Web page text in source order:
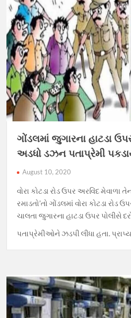
ગોંડલમાં જુગારના હાટડા ઉપર
અડધો ડઝન પતાપ્રેમી
August 10, 2020
વોરા કોટડા રોડ ઉપર અરવિંદ મેવાળા
રમાડતો’તો ગોંડલમાં વોરા કોટડા રોડ
ચાલતા જુગારના હાટડા ઉપર પોલીસે
પતાપ્રેમીઓને ઝડપી લીધા હતા.